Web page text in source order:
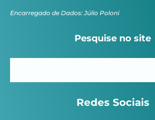
Encarregado de Dados: Júlio Poloni
Pesquise no site
Redes Sociais